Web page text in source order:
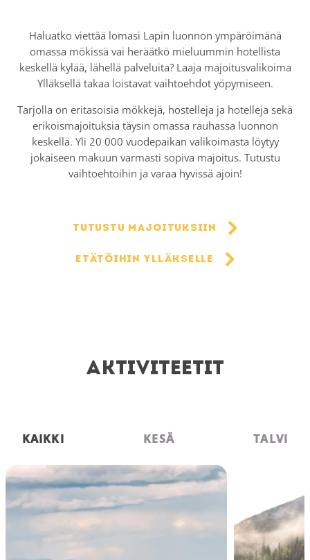
Haluatko viettää lomasi Lapin luonnon ympäröimänä
omassa mökissä vai heräätkö mieluummin hotellista
keskellä kylää, lähellä palveluita? Laaja majoitusvalikoima
Ylläksellä takaa loistavat vaihtoehdot yöpymiseen.
Tarjolla on eritasoisia mökkejä, hostelleja ja hotelleja sekä
erikoismajoituksia täysin omassa rauhassa luonnon
keskellä. Yli 20 000 vuodepaikan valikoimasta löytyy
jokaiseen makuun varmasti sopiva majoitus. Tutustu
vaihtoehtoihin ja varaa hyvissä ajoin!
Tutustu majoituksiin
Etätöihin Ylläkselle
Aktiviteetit
KAIKKI KESÄ TALVI
Kansallispuisto